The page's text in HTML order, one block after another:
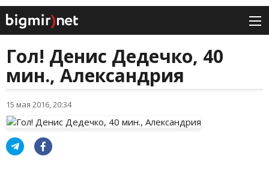
Гол! Денис Дедечко, 40
мин., Александрия
15 мая 2016, 20:34